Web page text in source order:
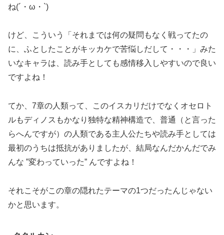
ね(´・ω・`)
けど、こういう「それまでは何の疑問もなく戦ってたの
に、ふとしたことがキッカケで苦悩しだして・・・」みた
いなキャラは、読み手としても感情移入しやすいので良い
ですよね！
てか、7章の人類って、このイスカリだけでなくオセロト
ルもディノスもかなり独特な精神構造で、普通（と言った
らへんですが）の人類である主人公たちや読み手としては
最初のうちは抵抗がありましたが、結局なんだかんだでみ
んな ”変わっていった” んですよね！
それこそがこの章の隠れたテーマの1つだったんじゃない
かと思います。